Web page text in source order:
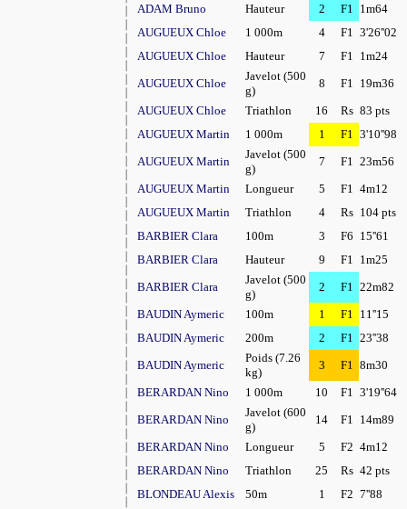
ADAM Bruno
Hauteur 2 F1 1m64
AUGUEUX Chloe
1 000m 4 F1 3'26''02
AUGUEUX Chloe
Hauteur 7 F1 1m24
AUGUEUX Chloe
Javelot (500
g)
8 F1 19m36
AUGUEUX Chloe
Triathlon 16 Rs 83 pts
AUGUEUX Martin
1 000m 1 F1 3'10''98
AUGUEUX Martin
Javelot (500
g)
7 F1 23m56
AUGUEUX Martin
Longueur 5 F1 4m12
AUGUEUX Martin
Triathlon 4 Rs 104 pts
BARBIER Clara
100m 3 F6 15''61
BARBIER Clara
Hauteur 9 F1 1m25
BARBIER Clara
Javelot (500
g)
2 F1 22m82
BAUDIN Aymeric
100m 1 F1 11''15
BAUDIN Aymeric
200m 2 F1 23''38
BAUDIN Aymeric
Poids (7.26
kg)
3 F1 8m30
BERARDAN Nino
1 000m 10 F1 3'19''64
BERARDAN Nino
Javelot (600
g)
14 F1 14m89
BERARDAN Nino
Longueur 5 F2 4m12
BERARDAN Nino
Triathlon 25 Rs 42 pts
BLONDEAU Alexis
50m 1 F2 7''88